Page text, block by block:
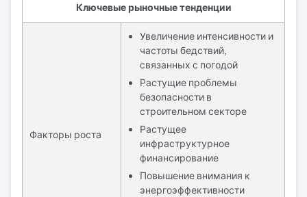
Ключевые рыночные тенденции
Факторы роста
Увеличение интенсивности и
частоты бедствий,
связанных с погодой
Растущие проблемы
безопасности в
строительном секторе
Растущее
инфраструктурное
финансирование
Повышение внимания к
энергоэффективности